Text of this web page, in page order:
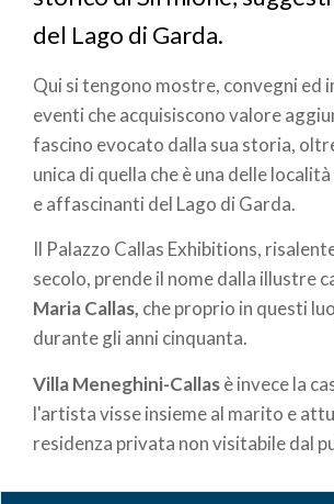
del Lago di Garda.
Qui si tengono mostre, convegni ed
eventi che acquisiscono valore
fascino evocato dalla sua storia,
unica di quella che è una delle
e affascinanti del Lago di Garda.
Il Palazzo Callas Exhibitions,
secolo, prende il nome dalla illustre
Maria Callas, che proprio in questi
durante gli anni cinquanta.
Villa Meneghini-Callasè invece la
l'artista visse insieme al marito e
residenza privata non visitabile dal